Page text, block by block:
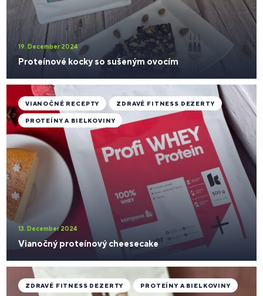
19. December 2024
Proteínové kocky so sušeným ovocím
13. December 2024
Vianočný proteínový cheesecake
VIANOČNÉ RECEPTY ZDRAVÉ FITNESS DEZERTY
PROTEÍNY A BIELKOVINY
ZDRAVÉ FITNESS DEZERTY PROTEÍNY A BIELKOVINY